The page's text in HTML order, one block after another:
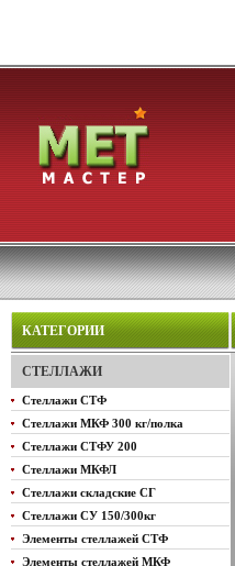
КАТЕГОРИИ
СТЕЛЛАЖИ
Стеллажи СТФ
Стеллажи МКФ 300 кг/полка
Стеллажи СТФУ 200
Стеллажи МКФЛ
Стеллажи складские СГ
Стеллажи СУ 150/300кг
Элементы стеллажей СТФ
Элементы стеллажей МКФ